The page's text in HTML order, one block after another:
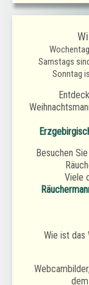
Samstags
Sonntag
Besuchen
Viele
Wie ist das
Webcambilder,